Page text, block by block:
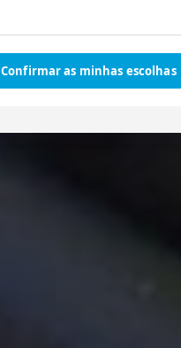
Confirmar as minhas escolhas